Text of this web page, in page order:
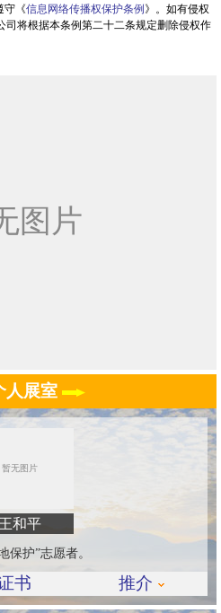
守《信息网络传播权保护条例》。如有侵权
司将根据本条例第二十二条规定删除侵权作
人展室
王和平
保护”志愿者。
书 推介